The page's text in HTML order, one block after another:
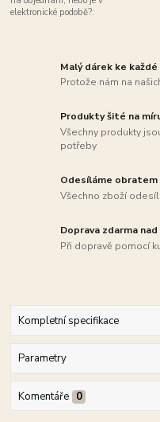
elektronické podobě?:
Malý dárek ke
Protože nám na
Produkty šité na
Všechny produkty
potřeby
Odesíláme obratem
Všechno zboží
Doprava zdarma nad
Při dopravě pomocí
Kompletní specifikace
Parametry
Komentáře 0